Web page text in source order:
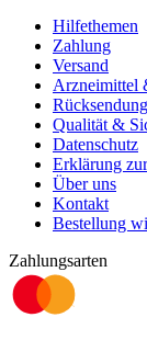
Hilfethemen
Zahlung
Versand
Arzneimittel
Rücksendung
Qualität &
Datenschutz
Erklärung
Über uns
Kontakt
Bestellung
Zahlungsarten